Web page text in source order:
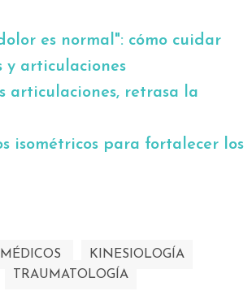
es normal": cómo cuidar
y articulaciones
articulaciones, retrasa la
isométricos para fortalecer los
KINESIOLOGÍA
TRAUMATOLOGÍA